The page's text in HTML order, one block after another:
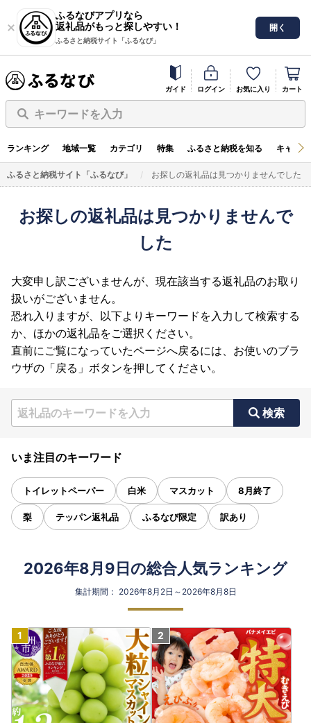
ふるなびアプリなら
返礼品がもっと探しやすい！
ふるさと納税サイト「ふるなび」
開く
ガイド ログイン お気に入り カート
キーワードを入力
ランキング 地域一覧 カテゴリ 特集 ふるさと納税を知る キャン
ふるさと納税サイト「ふるなび」 お探しの返礼品は見つかりませんでした
お探しの返礼品は見つかりませんで
した
大変申し訳ございませんが、現在該当する返礼品のお取り
扱いがございません。
恐れ入りますが、以下よりキーワードを入力して検索する
か、ほかの返礼品をご選択ください。
直前にご覧になっていたページへ戻るには、お使いのブラ
ウザの「戻る」ボタンを押してください。
検索
いま注目のキーワード
トイレットペーパー 白米 マスカット 8月終了
梨 テッパン返礼品 ふるなび限定 訳あり
2026年8月9日の総合人気ランキング
集計期間： 2026年8月2日～2026年8月8日